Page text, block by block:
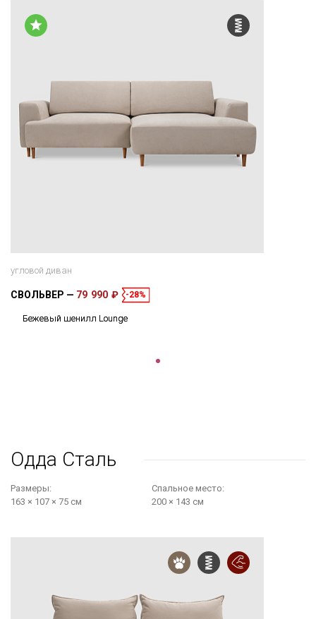
угловой диван
СВОЛЬВЕР 79 990 ₽ -28%
Бежевый шенилл Lounge
Одда Сталь
Размеры:
163 × 107 × 75 см
Cпальное место:
200 × 143 см